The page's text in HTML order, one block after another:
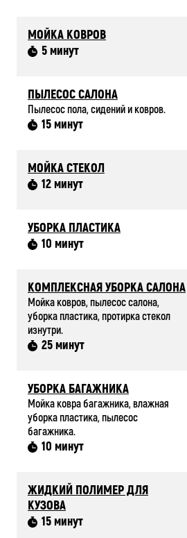
МОЙКА КОВРОВ
5 минут
ПЫЛЕСОС САЛОНА
Пылесос пола, сидений и ковров.
15 минут
МОЙКА СТЕКОЛ
12 минут
УБОРКА ПЛАСТИКА
10 минут
КОМПЛЕКСНАЯ УБОРКА САЛОНА
Мойка ковров, пылесос салона,
уборка пластика, протирка стекол
изнутри.
25 минут
УБОРКА БАГАЖНИКА
Мойка ковра багажника, влажная
уборка пластика, пылесос
багажника.
10 минут
ЖИДКИЙ ПОЛИМЕР ДЛЯ
КУЗОВА
15 минут